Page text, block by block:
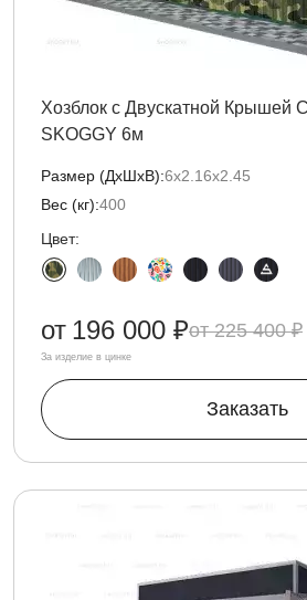
Хозблок с Двускатной Крышей
SKOGGY 6м
Размер (ДxШxВ):6х2.16х2.45
Вес (кг):400
Цвет:
225 400 ₽
от 196 000 ₽
За изделие в цинке
Заказать